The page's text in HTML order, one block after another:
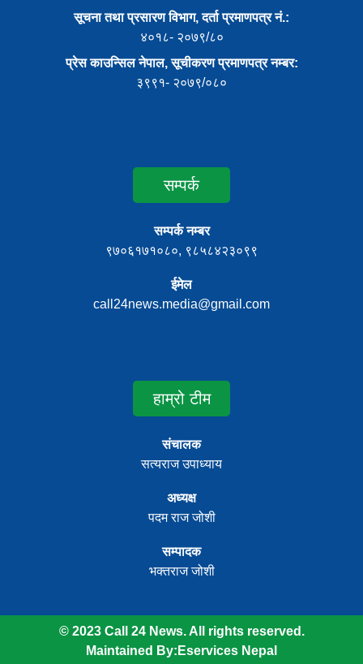
सूचना तथा प्रसारण विभाग, दर्ता प्रमाणपत्र नं.:
४०१८- २०७९/८०
प्रेस काउन्सिल नेपाल, सूचीकरण प्रमाणपत्र नम्बर:
३९९१- २०७९/०८०
सम्पर्क
सम्पर्क नम्बर
९७०६१७१०८०, ९८५८४२३०९९
ईमेल
call24news.media@gmail.com
हाम्रो टीम
संचालक
सत्यराज उपाध्याय
अध्यक्ष
पदम राज जोशी
सम्पादक
भक्तराज जोशी
© 2023 Call 24 News. All rights reserved.
Maintained By: Eservices Nepal